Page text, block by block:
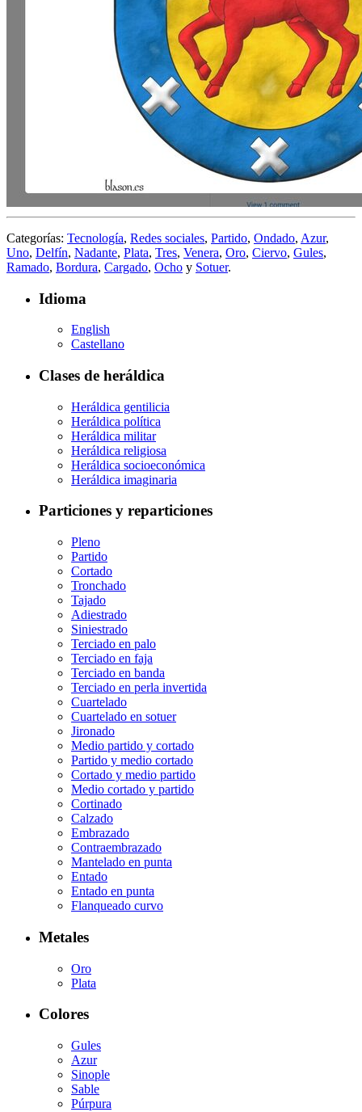
Categorías: Tecnología, Redes sociales, Partido, Ondado, Azur,
Uno, Delfín, Nadante, Plata, Tres, Venera, Oro, Ciervo, Gules,
Ramado, Bordura, Cargado, Ocho y Sotuer.
Idioma
English
Castellano
Clases de heráldica
Heráldica gentilicia
Heráldica política
Heráldica militar
Heráldica religiosa
Heráldica socioeconómica
Heráldica imaginaria
Particiones y reparticiones
Pleno
Partido
Cortado
Tronchado
Tajado
Adiestrado
Siniestrado
Terciado en palo
Terciado en faja
Terciado en banda
Terciado en perla invertida
Cuartelado
Cuartelado en sotuer
Jironado
Medio partido y cortado
Partido y medio cortado
Cortado y medio partido
Medio cortado y partido
Cortinado
Calzado
Embrazado
Contraembrazado
Mantelado en punta
Entado
Entado en punta
Flanqueado curvo
Metales
Oro
Plata
Colores
Gules
Azur
Sinople
Sable
Púrpura